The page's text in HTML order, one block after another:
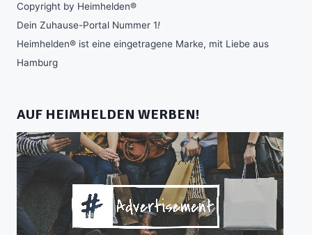
Copyright by Heimhelden®
Dein Zuhause-Portal Nummer 1!
Heimhelden® ist eine eingetragene Marke, mit Liebe aus
Hamburg
AUF HEIMHELDEN WERBEN!